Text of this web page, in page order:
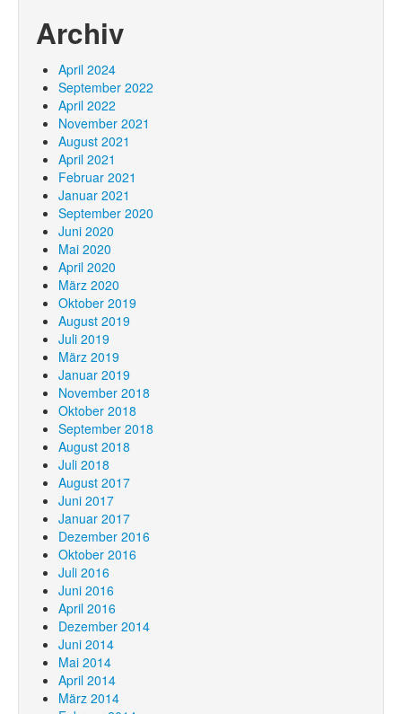
Archiv
April 2024
September 2022
April 2022
November 2021
August 2021
April 2021
Februar 2021
Januar 2021
September 2020
Juni 2020
Mai 2020
April 2020
März 2020
Oktober 2019
August 2019
Juli 2019
März 2019
Januar 2019
November 2018
Oktober 2018
September 2018
August 2018
Juli 2018
August 2017
Juni 2017
Januar 2017
Dezember 2016
Oktober 2016
Juli 2016
Juni 2016
April 2016
Dezember 2014
Juni 2014
Mai 2014
April 2014
März 2014